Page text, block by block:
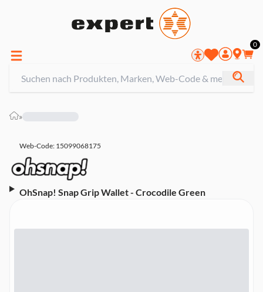
0
»
Web-Code: 15099068175
OhSnap! Snap Grip Wallet - Crocodile Green